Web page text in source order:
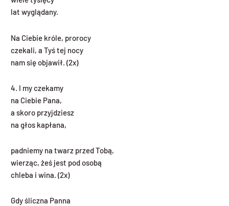
lat wyglądany.
Na Ciebie króle, prorocy
czekali, a Tyś tej nocy
nam się objawił. (2x)
4. I my czekamy
na Ciebie Pana,
a skoro przyjdziesz
na głos kapłana,
padniemy na twarz przed Tobą,
wierząc, żeś jest pod osobą
chleba i wina. (2x)
Gdy śliczna Panna